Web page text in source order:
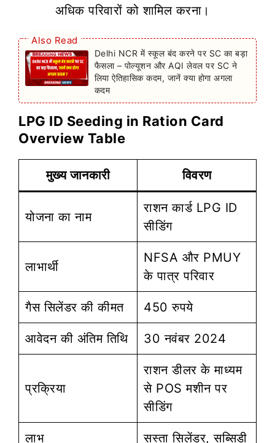
अधिक परिवारों को शामिल करना।
Also Read
Delhi NCR में स्कूल बंद करने पर SC का बड़ा
फैसला – पोल्यूशन और AQI लेवल पर SC ने
लिया ऐतिहासिक कदम, जानें क्या होगा अगला
कदम
LPG ID Seeding in Ration Card
Overview Table
मुख्य जानकारी विवरण
योजना का नाम
राशन कार्ड LPG ID
सीडिंग
लाभार्थी
NFSA और PMUY
के पात्र परिवार
गैस सिलेंडर की कीमत 450 रुपये
आवेदन की अंतिम तिथि 30 नवंबर 2024
प्रक्रिया
राशन डीलर के माध्यम
से POS मशीन पर
सीडिंग
लाभ सस्ता सिलेंडर, सब्सिडी